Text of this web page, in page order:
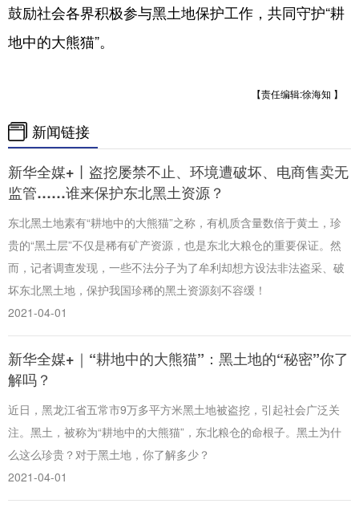
鼓励社会各界积极参与黑土地保护工作，共同守护“耕
地中的大熊猫”。
【责任编辑:徐海知 】
新闻链接
新华全媒+丨盗挖屡禁不止、环境遭破坏、电商售卖无
监管……谁来保护东北黑土资源？
东北黑土地素有“耕地中的大熊猫”之称，有机质含量数倍于黄土，珍
贵的“黑土层”不仅是稀有矿产资源，也是东北大粮仓的重要保证。然
而，记者调查发现，一些不法分子为了牟利却想方设法非法盗采、破
坏东北黑土地，保护我国珍稀的黑土资源刻不容缓！
2021-04-01
新华全媒+｜“耕地中的大熊猫”：黑土地的“秘密”你了
解吗？
近日，黑龙江省五常市9万多平方米黑土地被盗挖，引起社会广泛关
注。黑土，被称为“耕地中的大熊猫”，东北粮仓的命根子。黑土为什
么这么珍贵？对于黑土地，你了解多少？
2021-04-01